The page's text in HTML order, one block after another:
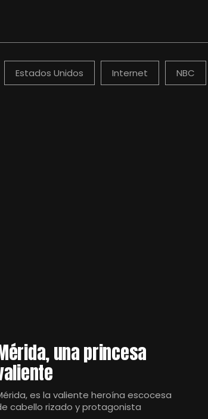
Estados Unidos Internet NBC
una princesa
es la valiente heroína escocesa
cabello rizado y protagonista